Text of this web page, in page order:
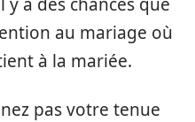
a des chances que
au mariage où
à la mariée.
pas votre tenue